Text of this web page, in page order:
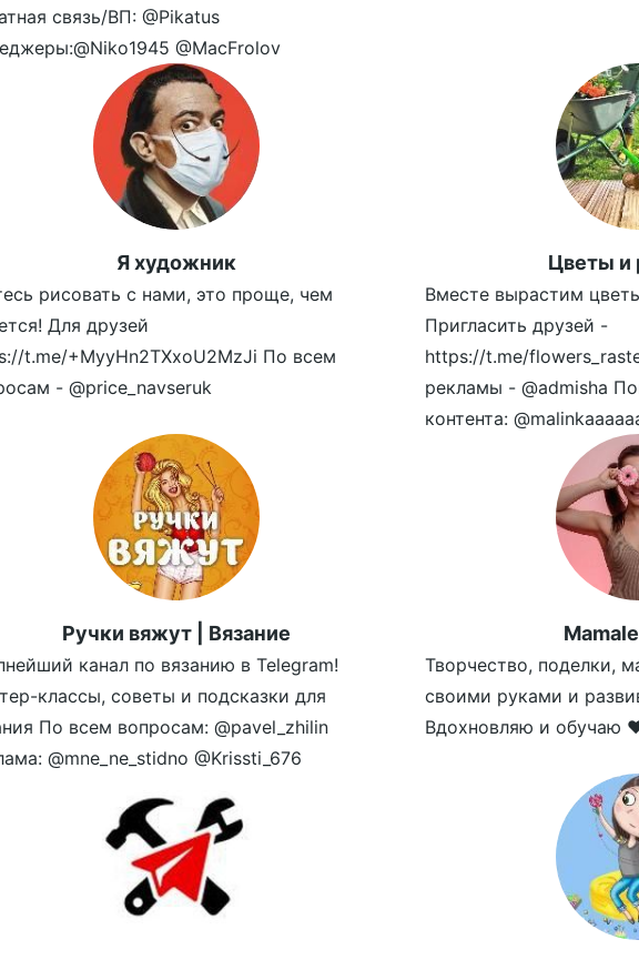
связь/ВП: @Pikatus
@MacFrolov
Я художник
рисовать с нами, это проще, чем
Для друзей
t.me/+MyyHn2TXxoU2MzJi По всем
- @price_navseruk
Цветы и
Вместе вырастим
Пригласить друзей -
https://t.me/
рекламы - @admisha
контента:
Ручки вяжут | Вязание
канал по вязанию в Telegram!
классы, советы и подсказки для
По всем вопросам: @pavel_zhilin
@mne_ne_stidno @Krissti_676
Творчество, поделки,
своими руками и
Вдохновляю и обучаю